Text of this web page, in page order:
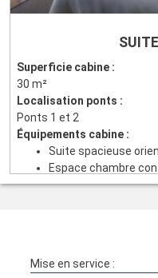
SUITE
Superficie cabine :
30 m²
Localisation ponts :
Ponts 1 et 2
Équipements cabine :
Suite spacieuse
Espace chambre
premium
Grandes baies
Mise en service :